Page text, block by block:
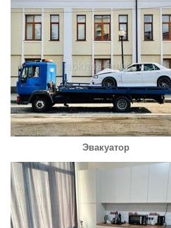
Эвакуатор